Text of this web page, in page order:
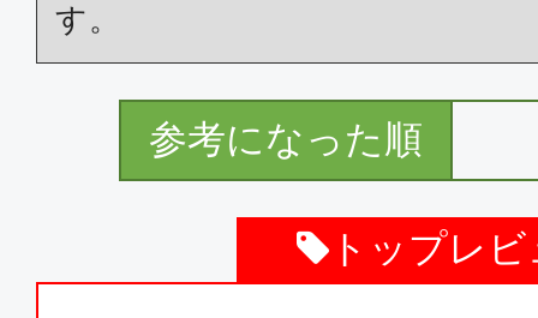
す。
参考になった順
トップレビ